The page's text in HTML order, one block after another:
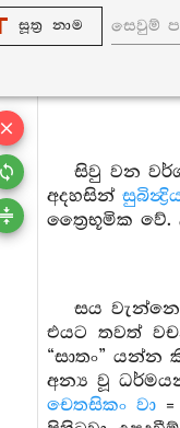
සූත්‍ර නාම
සිවු වන
අදහසින්
ත්‍රෛභූමික වේ.
සය
එයට තවත්
“සාතං”
අන්‍ය වූ
චෙතසිකං වා